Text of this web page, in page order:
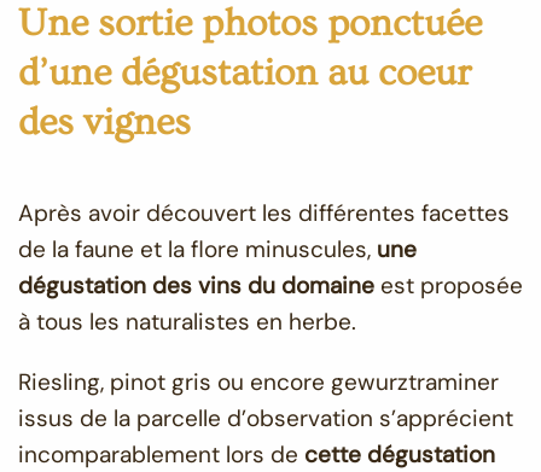
Une sortie photos ponctuée
d’une dégustation au coeur
des vignes
Après avoir découvert les différentes facettes
de la faune et la flore minuscules, une
dégustation des vins du domaine est proposée
à tous les naturalistes en herbe.
Riesling, pinot gris ou encore gewurztraminer
issus de la parcelle d’observation s’apprécient
incomparablement lors de cette dégustation